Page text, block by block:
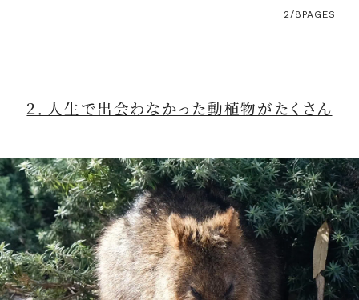
2/8 PAGES
２．人生で出会わなかった動植物がたくさん